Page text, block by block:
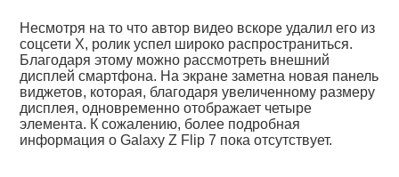
Несмотря на то что автор видео вскоре удалил его из
соцсети X, ролик успел широко распространиться.
Благодаря этому можно рассмотреть внешний
дисплей смартфона. На экране заметна новая панель
виджетов, которая, благодаря увеличенному размеру
дисплея, одновременно отображает четыре
элемента. К сожалению, более подробная
информация о Galaxy Z Flip 7 пока отсутствует.